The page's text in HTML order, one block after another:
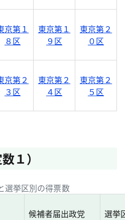
京第１
８区
東京第１
９区
東京第２
０区
京第２
３区
東京第２
４区
東京第２
５区
１）
挙区別の得票数
候補者届出政党 選挙